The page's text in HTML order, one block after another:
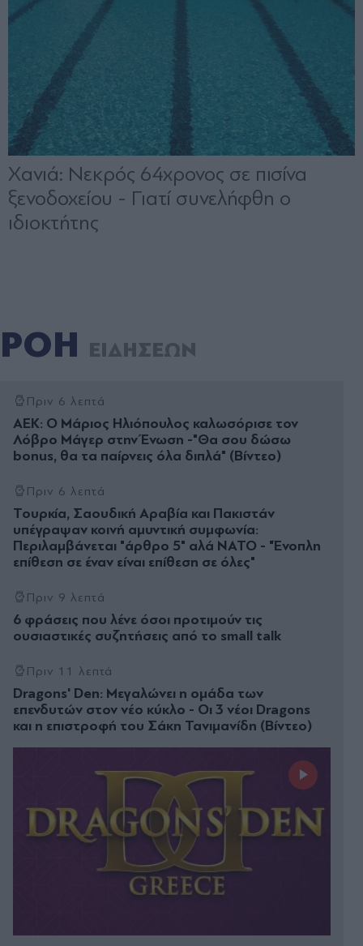
ΡΟΗ ΕΙΔΗΣΕΩΝ
Πριν 6 λεπτά
ΑΕΚ: Ο Μάριος Ηλιόπουλος καλωσόρισε τον
Λόβρο Μάγερ στην Ένωση -"Θα σου δώσω
bonus, θα τα παίρνεις όλα διπλά" (Βίντεο)
Πριν 6 λεπτά
Τουρκία, Σαουδική Αραβία και Πακιστάν
υπέγραψαν κοινή αμυντική συμφωνία:
Περιλαμβάνεται "άρθρο 5" αλά ΝΑΤΟ - "Ένοπλη
επίθεση σε έναν είναι επίθεση σε όλες"
Πριν 9 λεπτά
6 φράσεις που λένε όσοι προτιμούν τις
ουσιαστικές συζητήσεις από το small talk
Πριν 11 λεπτά
Dragons' Den: Μεγαλώνει η ομάδα των
επενδυτών στον νέο κύκλο - Οι 3 νέοι Dragons
και η επιστροφή του Σάκη Τανιμανίδη (Βίντεο)